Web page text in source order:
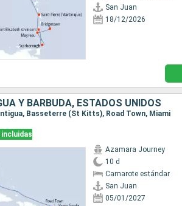
San Juan
18/12/2026
Y BARBUDA, ESTADOS UNIDOS
Basseterre (St Kitts), Road Town, Miami
Azamara Journey
10 d
Camarote estándar
San Juan
05/01/2027